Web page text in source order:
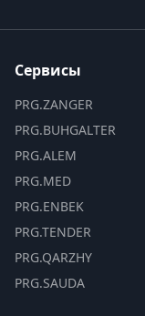
Сервисы
PRG.ZANGER
PRG.BUHGALTER
PRG.ALEM
PRG.MED
PRG.ENBEK
PRG.TENDER
PRG.QARZHY
PRG.SAUDA